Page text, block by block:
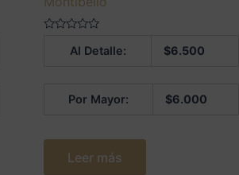
Al Detalle: $6.500
Por Mayor: $6.000
Leer más